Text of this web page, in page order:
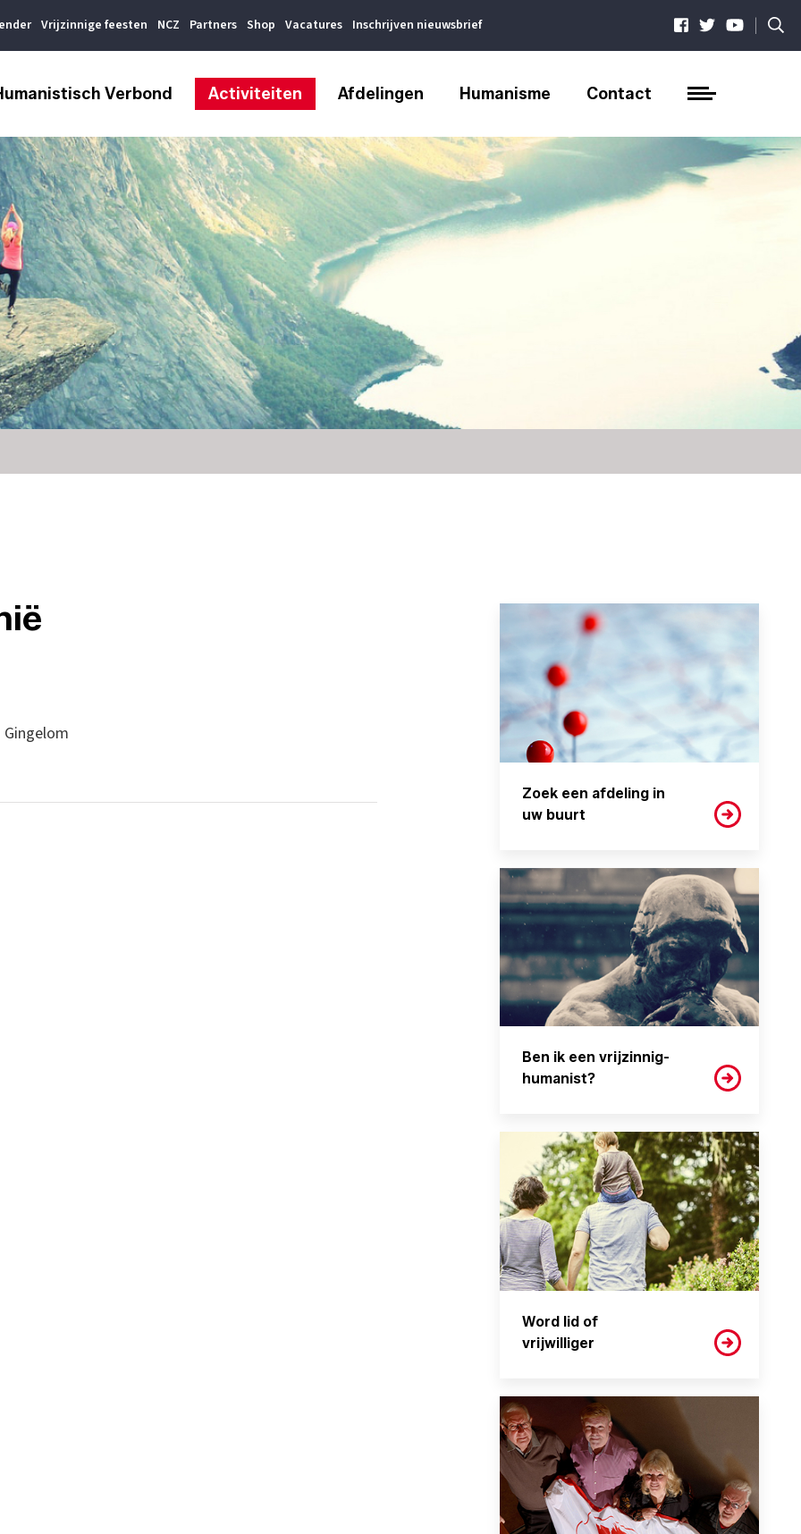
Vrijzinnige feesten NCZ Partners Shop Vacatures Inschrijven nieuwsbrief |
Verbond Activiteiten Afdelingen Humanisme Contact
Zoek een afdeling in
uw buurt
Ben ik een vrijzinnig-
humanist?
Word lid of
vrijwilliger